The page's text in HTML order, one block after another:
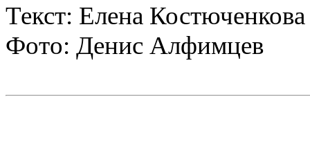
Текст: Елена Костюченкова
Фото: Денис Алфимцев